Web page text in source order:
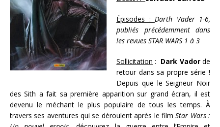
Épisodes : Darth Vader 1-6,
publiés précédemment dans
les revues STAR WARS 1 à 3
Sollicitation : Dark Vadorde
retour dans sa propre série !
Depuis que le Seigneur Noir
des Sith a fait sa première apparition sur grand écran, il est
devenu le méchant le plus populaire de tous les temps. À
travers ses aventures qui se déroulent après le filmStar Wars :